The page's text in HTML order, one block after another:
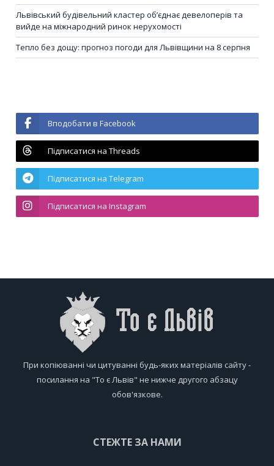
Львівський будівельний кластер об’єднає девелоперів та
вийде на міжнародний ринок нерухомості
Тепло без дощу: прогноз погоди для Львівщини на 8 серпня
Вподобати в Facebook
Підписатися на Threads
Підписатися на Telegram
Підписатися на Instagram
При копіюванні чи цитуванні будь-яких матеріалів сайту -
посилання на "То є Львів" не нижче другого абзацу
обов'язкове.
СТЕЖТЕ ЗА НАМИ